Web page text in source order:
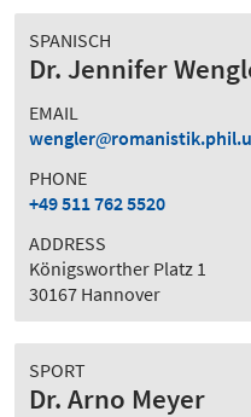
SPANISCH
Dr. Jennifer
EMAIL
wengler
PHONE
+49 511 762 5520
ADDRESS
Königsworther Platz 1
30167 Hannover
SPORT
Dr. Arno Meyer